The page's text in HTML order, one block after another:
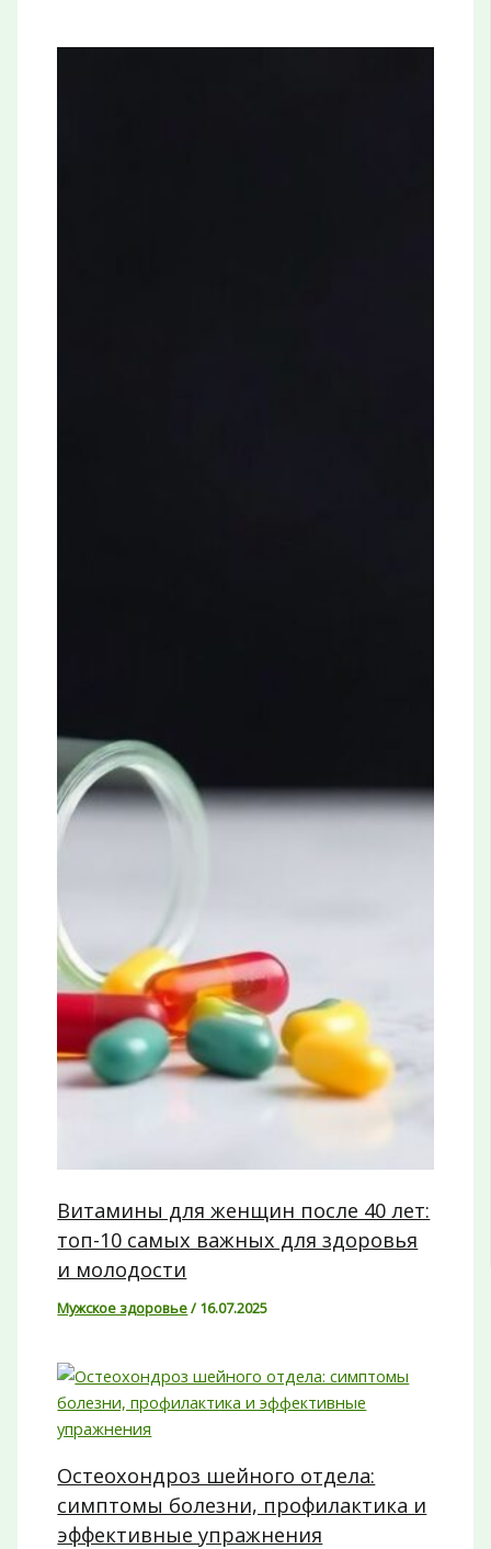
Витамины для женщин после 40 лет:
топ-10 самых важных для здоровья
и молодости
Мужское здоровье/ 16.07.2025
Остеохондроз шейного отдела:
симптомы болезни, профилактика и
эффективные упражнения